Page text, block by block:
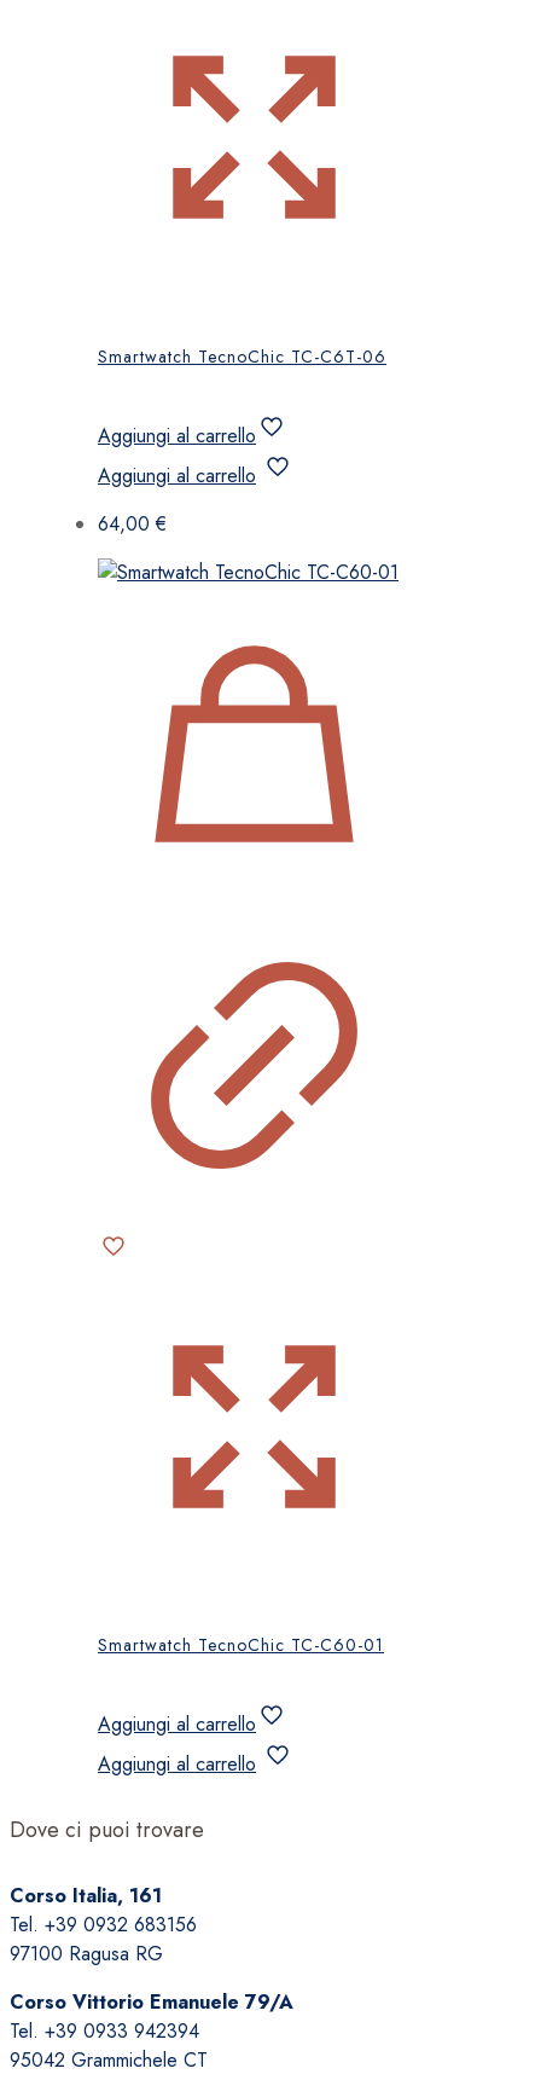
Smartwatch TecnoChic TC-C6T-06
Aggiungi al carrello
Aggiungi al carrello
64,00€
Smartwatch TecnoChic TC-C60-01
Aggiungi al carrello
Aggiungi al carrello
Dove ci puoi trovare
Corso Italia, 161
Tel. +39 0932 683156
97100 Ragusa RG
Corso Vittorio Emanuele 79/A
Tel. +39 0933 942394
95042 Grammichele CT